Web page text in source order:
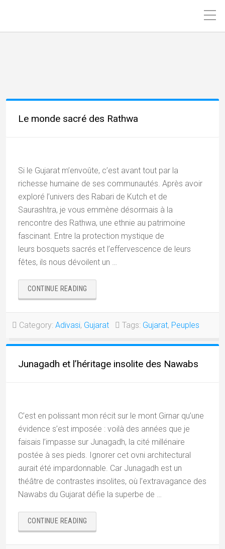
Le monde sacré des Rathwa
Si le Gujarat m’envoûte, c’est avant tout par la
richesse humaine de ses communautés. Après avoir
exploré l’univers des Rabari de Kutch et de
Saurashtra, je vous emmène désormais à la
rencontre des Rathwa, une ethnie au patrimoine
fascinant. Entre la protection mystique de
leurs bosquets sacrés et l’effervescence de leurs
fêtes, ils nous dévoilent un …
CONTINUE READING
MONDE
RATHWA »
Category: Adivasi, Gujarat Tags: Gujarat, Peuples
Junagadh et l’héritage insolite des Nawabs
C’est en polissant mon récit sur le mont Girnar qu’une
évidence s’est imposée : voilà des années que je
faisais l’impasse sur Junagadh, la cité millénaire
postée à ses pieds. Ignorer cet ovni architectural
aurait été impardonnable. Car Junagadh est un
théâtre de contrastes insolites, où l’extravagance des
Nawabs du Gujarat défie la superbe de …
CONTINUE READING
ET